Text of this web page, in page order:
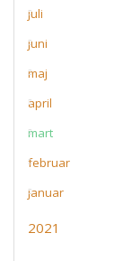
juli
juni
maj
april
mart
februar
januar
2021